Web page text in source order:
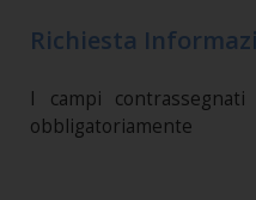
Richiesta
I campi
obbligatoriamente